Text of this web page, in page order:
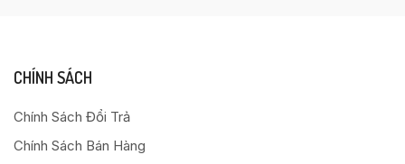
CHÍNH SÁCH
Chính Sách Đổi Trả
Chính Sách Bán Hàng